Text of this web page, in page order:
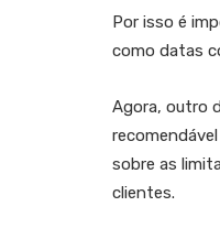
Por isso é
como datas
Agora, outro
sobre as
clientes.